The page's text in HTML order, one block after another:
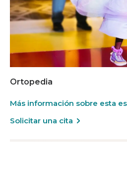
Ortopedia
Más información sobre esta
Solicitar una cita